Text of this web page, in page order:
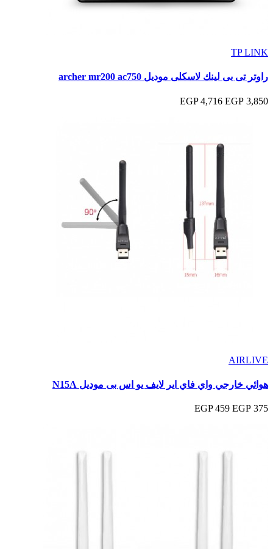
TP LINK
راوتر تى بى لينك لاسكلى موديل archer mr200 ac750
3,850 EGP
4,716 EGP
AIRLIVE
هوائي خارجي واي فاي اير لايف يو اس بى موديل N15A
375 EGP
459 EGP